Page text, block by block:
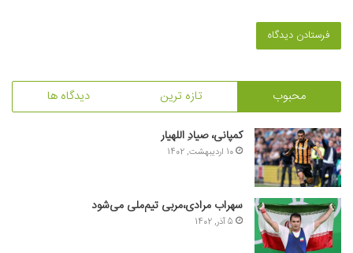
محبوب تازه ترین دیدگاه ها
کمپانی، صیادِ اللهیار
10 اردیبهشت, 1402
سهراب مرادی،مربی تیم‌ملی می‌شود
5 آذر, 1402